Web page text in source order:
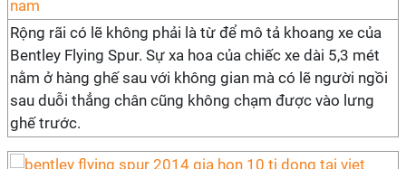
Rộng rãi có lẽ không phải là từ để mô tả khoang xe của
Bentley Flying Spur. Sự xa hoa của chiếc xe dài 5,3 mét
nằm ở hàng ghế sau với không gian mà có lẽ người ngồi
sau duỗi thẳng chân cũng không chạm được vào lưng
ghế trước.